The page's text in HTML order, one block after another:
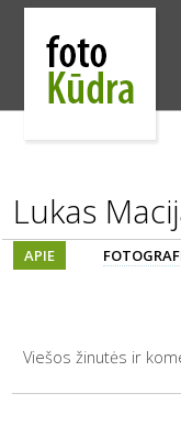
Lukas
APIE
Viešos žinutės ir